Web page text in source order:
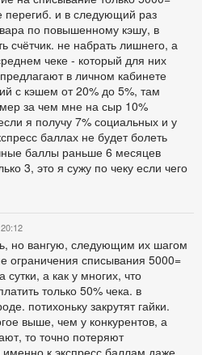
перегиб. и в следующий раз
по повышенному кэшу, в
счётчик. не набрать лишнего, а
чеке - который для них
в личном кабинете
с кэшем от 20% до 5%, там
за чем мне на сыр 10%
я получу 7% социальных и у
баллах не будет болеть
баллы раньше 6 месяцев
3, это я сужу по чеку если чего
но вангую, следующим их шагом
ограничения списывания 5000=
сутки, а как у многих, что
только 50% чека. в
потихоньку закрутят гайки.
выше, чем у конкурентов, а
то точно потеряют
именно к экспресс баллам даже